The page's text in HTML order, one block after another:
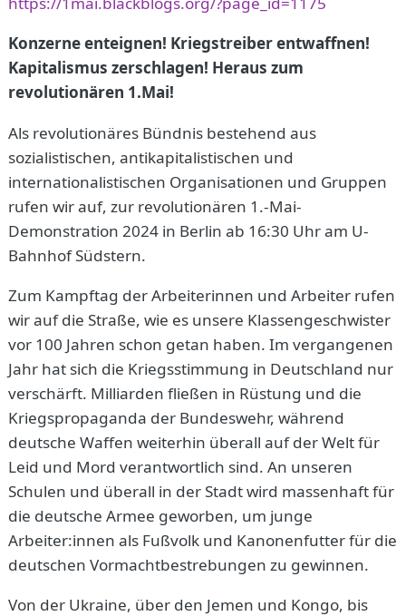
Konzerne enteignen! Kriegstreiber entwaffnen!
Kapitalismus zerschlagen! Heraus zum
revolutionären 1.Mai!
Als revolutionäres Bündnis bestehend aus
sozialistischen, antikapitalistischen und
internationalistischen Organisationen und Gruppen
rufen wir auf, zur revolutionären 1.-Mai-
Demonstration 2024 in Berlin ab 16:30 Uhr am U-
Bahnhof Südstern.
Zum Kampftag der Arbeiterinnen und Arbeiter rufen
wir auf die Straße, wie es unsere Klassengeschwister
vor 100 Jahren schon getan haben. Im vergangenen
Jahr hat sich die Kriegsstimmung in Deutschland nur
verschärft. Milliarden fließen in Rüstung und die
Kriegspropaganda der Bundeswehr, während
deutsche Waffen weiterhin überall auf der Welt für
Leid und Mord verantwortlich sind. An unseren
Schulen und überall in der Stadt wird massenhaft für
die deutsche Armee geworben, um junge
Arbeiter:innen als Fußvolk und Kanonenfutter für die
deutschen Vormachtbestrebungen zu gewinnen.
Von der Ukraine, über den Jemen und Kongo, bis